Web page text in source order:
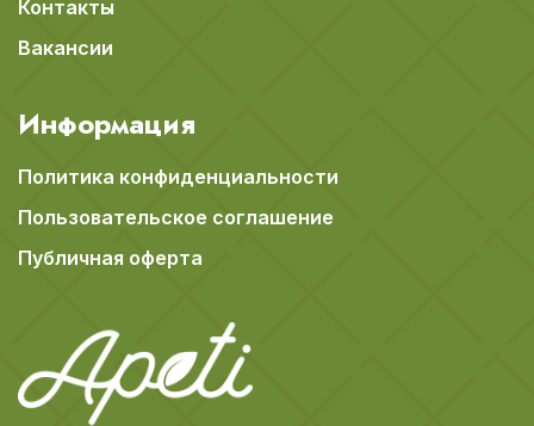
Контакты
Вакансии
Информация
Политика конфиденциальности
Пользовательское соглашение
Публичная оферта